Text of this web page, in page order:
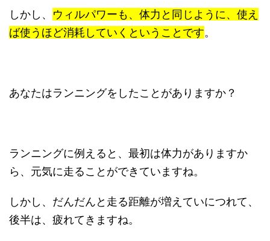
しかし、 ウィルパワーも、体力と同じように、使え
ば使うほど消耗していくということです。
あなたはランニングをしたことがありますか？
ランニングに例えると、最初は体力がありますか
ら、元気に走ることができていますね。
しかし、だんだんと走る距離が増えていにつれて、
後半は、疲れてきますね。